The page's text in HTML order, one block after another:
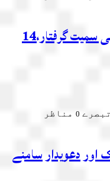
راولاکوٹ،منشیات کا بڑا ڈیلر ساتھی سمیت گرفتار،14
0 مناظر
کا ایک اور دعویدار سامنے